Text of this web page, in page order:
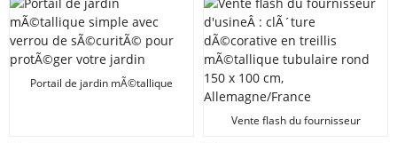
Portail de jardin mÃ©tallique
Vente flash du fournisseur